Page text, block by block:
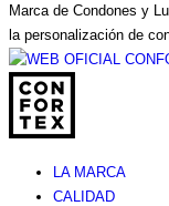
Marca de Condones y
la personalización de
LA MARCA
CALIDAD